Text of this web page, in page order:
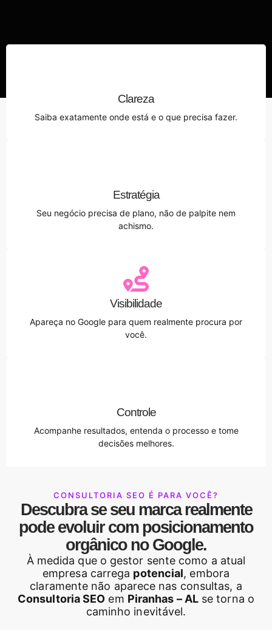
Clareza
Saiba exatamente onde está e o que precisa fazer.
Estratégia
Seu negócio precisa de plano, não de palpite nem
achismo.
Visibilidade
Apareça no Google para quem realmente procura por
você.
Controle
Acompanhe resultados, entenda o processo e tome
decisões melhores.
CONSULTORIA SEO É PARA VOCÊ?
Descubra se seu marca realmente
pode evoluir com posicionamento
orgânico no Google.
À medida que o gestor sente como a atual
empresa carrega potencial, embora
claramente não aparece nas consultas, a
Consultoria SEO em Piranhas – ALse torna o
caminho inevitável.